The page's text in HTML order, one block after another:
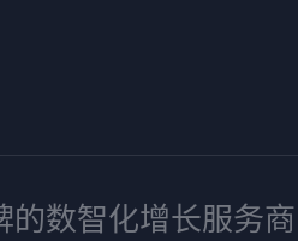
的数智化增长服务商